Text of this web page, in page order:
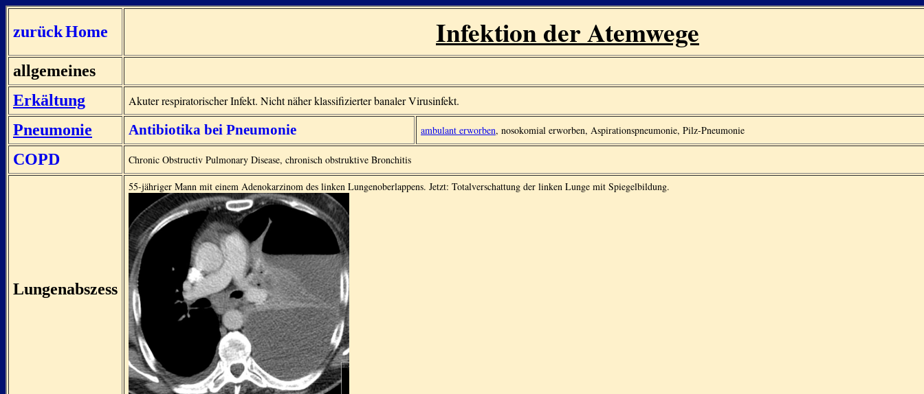
zurückHome Infektion der Atemwege
allgemeines
Erkältung
Akuter respiratorischer Infekt. Nicht näher klassifizierter banaler Virusinfekt.
Pneumonie Antibiotika bei Pneumonie ambulant erworben, nosokomial erworben, Aspirationspneumonie, Pilz-Pneumonie
COPD Chronic Obstructiv Pulmonary Disease, chronisch obstruktive Bronchitis
Lungenabszess
55-jähriger Mann mit einem Adenokarzinom des linken Lungenoberlappens. Jetzt: Totalverschattung der linken Lunge mit Spiegelbildung.